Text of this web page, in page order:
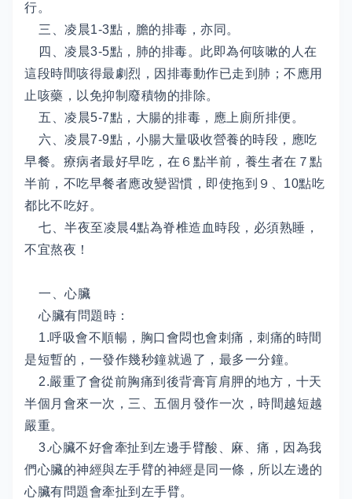
行。
三、凌晨1-3點，膽的排毒，亦同。
四、凌晨3-5點，肺的排毒。此即為何咳嗽的人在
這段時間咳得最劇烈，因排毒動作已走到肺；不應用
止咳藥，以免抑制廢積物的排除。
五、凌晨5-7點，大腸的排毒，應上廁所排便。
六、凌晨7-9點，小腸大量吸收營養的時段，應吃
早餐。療病者最好早吃，在６點半前，養生者在７點
半前，不吃早餐者應改變習慣，即使拖到９、10點吃
都比不吃好。
七、半夜至凌晨4點為脊椎造血時段，必須熟睡，
不宜熬夜！
一、心臟
心臟有問題時：
1.呼吸會不順暢，胸口會悶也會刺痛，刺痛的時間
是短暫的，一發作幾秒鐘就過了，最多一分鐘。
2.嚴重了會從前胸痛到後背膏肓肩胛的地方，十天
半個月會來一次，三、五個月發作一次，時間越短越
嚴重。
3.心臟不好會牽扯到左邊手臂酸、麻、痛，因為我
們心臟的神經與左手臂的神經是同一條，所以左邊的
心臟有問題會牽扯到左手臂。